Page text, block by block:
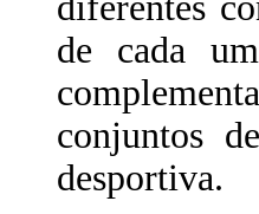
de cada
conjuntos
desportiva.